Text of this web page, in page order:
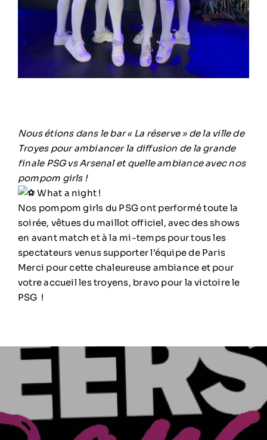
Nous étions dans le bar « La réserve » de la ville de
Troyes pour ambiancer la diffusion de la grande
finale PSG vs Arsenal et quelle ambiance avec nos
pompom girls !
What a night !
Nos pompom girls du PSG ont performé toute la
soirée, vêtues du maillot officiel, avec des shows
en avant match et à la mi-temps pour tous les
spectateurs venus supporter l’équipe de Paris
Merci pour cette chaleureuse ambiance et pour
votre accueil les troyens, bravo pour la victoire le
PSG !